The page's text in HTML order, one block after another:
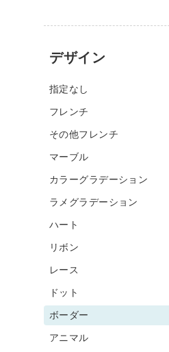
デザイン
指定なし
フレンチ
その他フレンチ
マーブル
カラーグラデーション
ラメグラデーション
ハート
リボン
レース
ドット
ボーダー
アニマル